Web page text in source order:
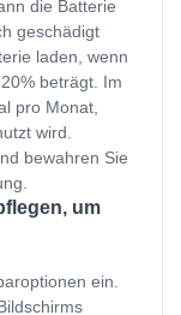
die Batterie
geschädigt
laden, wenn
beträgt. Im
pro Monat,
wird.
bewahren Sie
um
ein.